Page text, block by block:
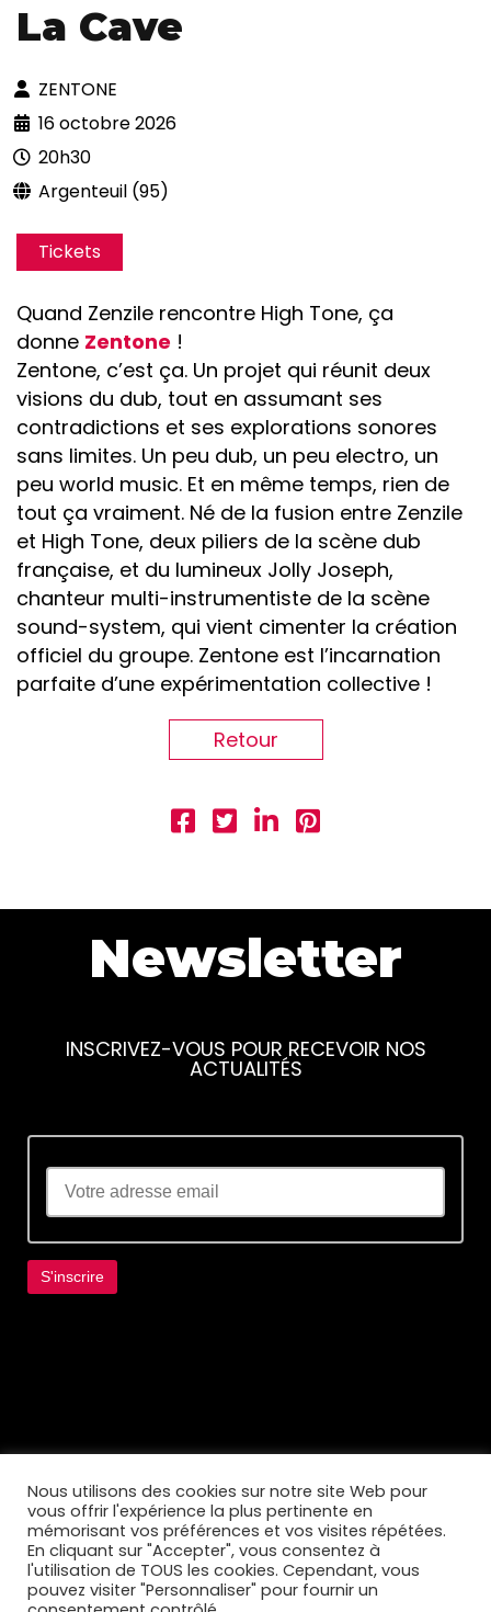
La Cave
ZENTONE
16 octobre 2026
20h30
Argenteuil (95)
Tickets
Quand Zenzile rencontre High Tone, ça
donne Zentone !
Zentone, c’est ça. Un projet qui réunit deux
visions du dub, tout en assumant ses
contradictions et ses explorations sonores
sans limites. Un peu dub, un peu electro, un
peu world music. Et en même temps, rien de
tout ça vraiment. Né de la fusion entre Zenzile
et High Tone, deux piliers de la scène dub
française, et du lumineux Jolly Joseph,
chanteur multi-instrumentiste de la scène
sound-system, qui vient cimenter la création
officiel du groupe. Zentone est l’incarnation
parfaite d’une expérimentation collective !
Retour
Newsletter
INSCRIVEZ-VOUS POUR RECEVOIR NOS
ACTUALITÉS
Nous utilisons des cookies sur notre site Web pour
vous offrir l'expérience la plus pertinente en
mémorisant vos préférences et vos visites répétées.
En cliquant sur "Accepter", vous consentez à
l'utilisation de TOUS les cookies. Cependant, vous
pouvez visiter "Personnaliser" pour fournir un